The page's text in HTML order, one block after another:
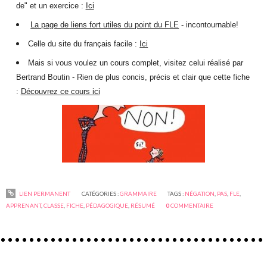
de" et un exercice : Ici
La page de liens fort utiles du point du FLE - incontournable!
Celle du site du français facile : Ici
Mais si vous voulez un cours complet, visitez celui réalisé par
Bertrand Boutin - Rien de plus concis, précis et clair que cette fiche
: Découvrez ce cours ici
LIEN PERMANENT CATÉGORIES :GRAMMAIRE TAGS : NÉGATION, PAS, FLE,
APPRENANT,CLASSE, FICHE, PÉDAGOGIQUE, RÉSUMÉ 0COMMENTAIRE